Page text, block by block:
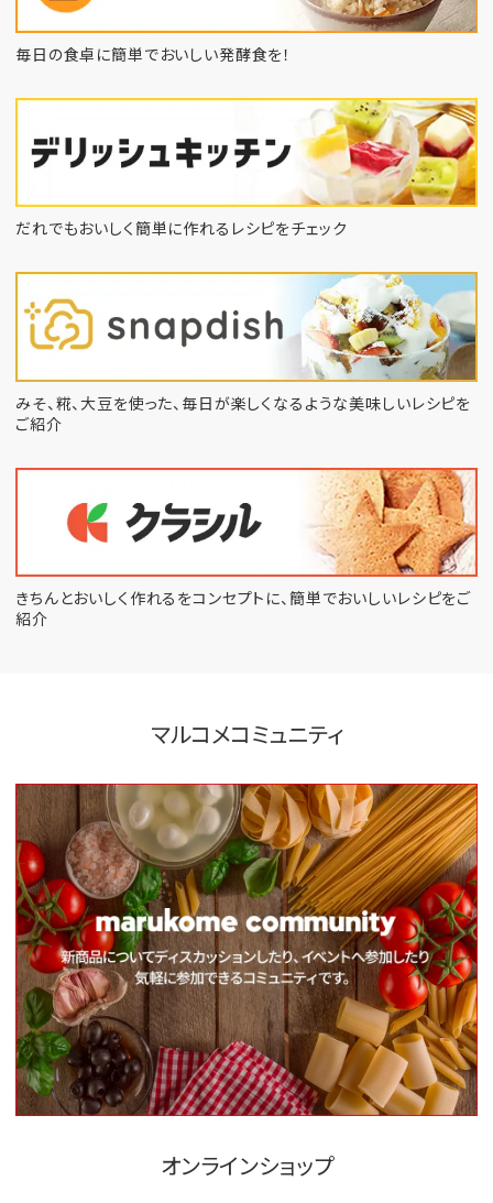
毎日の食卓に簡単でおいしい発酵食を！
だれでもおいしく簡単に作れるレシピをチェック
みそ、糀、大豆を使った、毎日が楽しくなるような美味しいレシピを
ご紹介
きちんとおいしく作れるをコンセプトに、簡単でおいしいレシピをご
紹介
マルコメコミュニティ
オンラインショップ